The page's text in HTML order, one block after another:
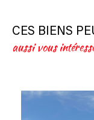
CES BIENS
aussi vous